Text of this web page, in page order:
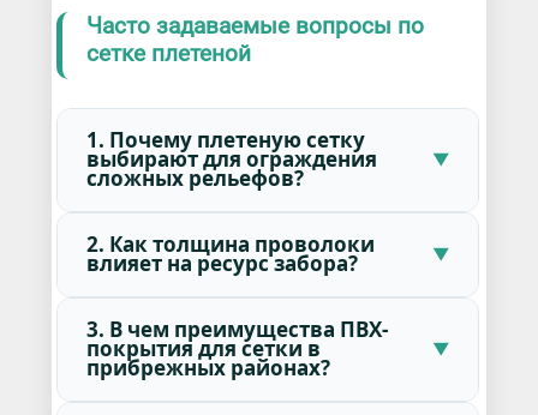
Часто задаваемые вопросы по
сетке плетеной
1. Почему плетеную сетку
выбирают для ограждения
сложных рельефов?
2. Как толщина проволоки
влияет на ресурс забора?
3. В чем преимущества ПВХ-
покрытия для сетки в
прибрежных районах?